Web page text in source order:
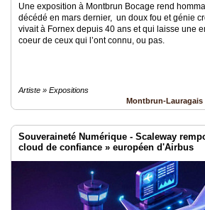
Une exposition à Montbrun Bocage rend
décédé en mars dernier, un doux fou et génie
vivait à Fornex depuis 40 ans et qui laisse une
coeur de ceux qui l’ont connu, ou pas.
Artiste » Expositions
Montbrun-Lauragais
Souveraineté Numérique - Scaleway
cloud de confiance » européen d'Airbus